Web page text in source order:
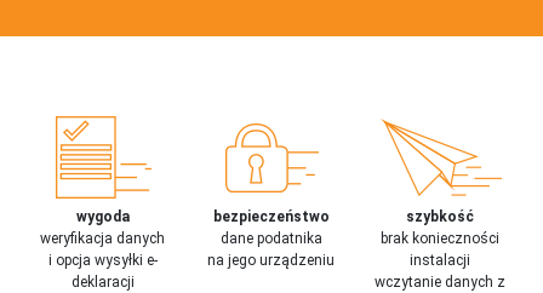
wygoda
weryfikacja danych
i opcja wysyłki e-
deklaracji
bezpieczeństwo
dane podatnika
na jego urządzeniu
szybkość
brak konieczności
instalacji
wczytanie danych z